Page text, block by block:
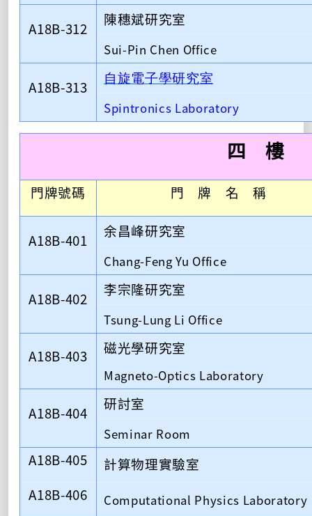
A18B-312 陳穗斌研究室
Sui-Pin Chen Office
A18B-313 自旋電子學研究室
Spintronics Laboratory
四 樓
門牌號碼 門 牌 名 稱
A18B-401 余昌峰研究室
Chang-Feng Yu Office
A18B-402 李宗隆研究室
Tsung-Lung Li Office
A18B-403 磁光學研究室
Magneto-Optics Laboratory
A18B-404 研討室
Seminar Room
A18B-405 計算物理實驗室
A18B-406 Computational Physics Laboratory